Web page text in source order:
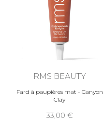
RMS BEAUTY
Fard à paupières mat - Canyon
Clay
33,00